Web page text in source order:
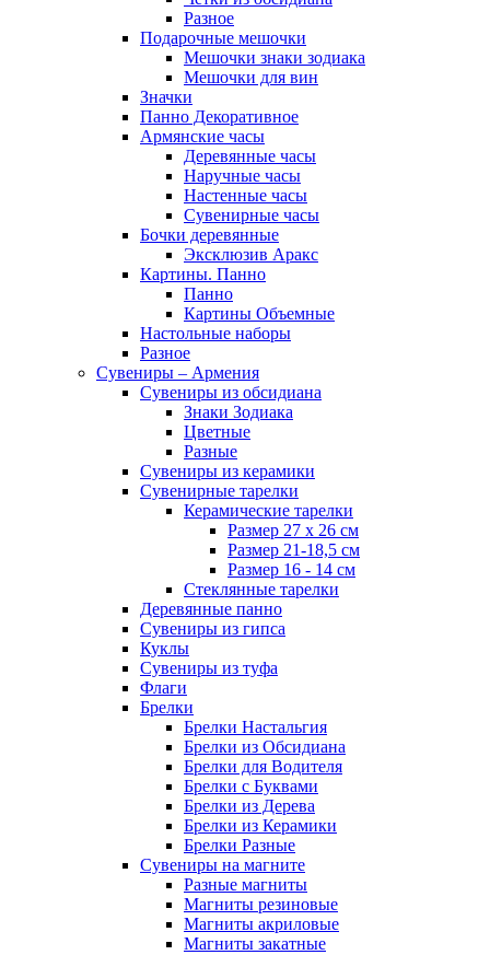
Разное
Подарочные мешочки
Мешочки знаки зодиака
Мешочки для вин
Значки
Панно Декоративное
Армянские часы
Деревянные часы
Наручные часы
Настенные часы
Сувенирные часы
Бочки деревянные
Эксклюзив Аракс
Картины. Панно
Панно
Картины Объемные
Настольные наборы
Разное
Сувениры – Армения
Сувениры из обсидиана
Знаки Зодиака
Цветные
Разные
Сувениры из керамики
Сувенирные тарелки
Керамические тарелки
Размер 27 х 26 см
Размер 21-18,5 см
Размер 16 - 14 см
Стеклянные тарелки
Деревянные панно
Сувениры из гипса
Куклы
Сувениры из туфа
Флаги
Брелки
Брелки Настальгия
Брелки из Обсидиана
Брелки для Водителя
Брелки с Буквами
Брелки из Дерева
Брелки из Керамики
Брелки Разные
Сувениры на магните
Разные магниты
Магниты резиновые
Магниты акриловые
Магниты закатные